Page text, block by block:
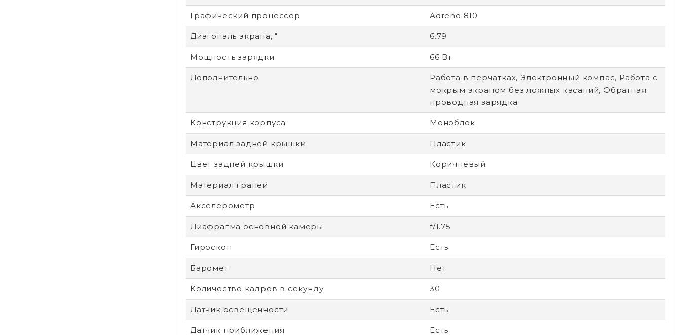
Графический процессор Adreno 810
Диагональ экрана, " 6.79
Мощность зарядки 66 Вт
Дополнительно
Работа в перчатках, Электронный компас, Работа с
мокрым экраном без ложных касаний, Обратная
проводная зарядка
Конструкция корпуса Моноблок
Материал задней крышки Пластик
Цвет задней крышки Коричневый
Материал граней Пластик
Акселерометр Есть
Диафрагма основной камеры f/1.75
Гироскоп Есть
Баромет Нет
Количество кадров в секунду 30
Датчик освещенности Есть
Датчик приближения Есть